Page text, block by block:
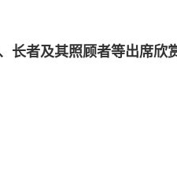
者及其照顾者等出席欣